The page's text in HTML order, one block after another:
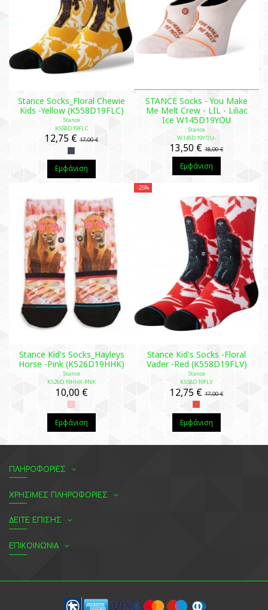
Stance Socks_Floral Chewie
Kids -Yellow (K558D19FLC)
Stance
K558D19FLC
12,75 € 17,00 €
Εμφάνιση
STANCE Socks - You Make
Me Melt Crew - LIL - Liliac
Ice W145D19YOU
Stance
W145D19YOU-
13,50 € 18,00 €
Εμφάνιση
Stance Kid's Socks_Hayleys
Horse -Pink (K526D19HHK)
Stance
K526D19HHK-PNK
10,00 €
Εμφάνιση
-25%
Stance Kid's Socks -Floral
Vader -Red (K558D19FLV)
Stance
K558D19FLV
12,75 € 17,00 €
Εμφάνιση
ΠΛΗΡΟΦΟΡΙΕΣ
ΧΡΗΣΙΜΕΣ ΠΛΗΡΟΦΟΡΙΕΣ
ΔΕΙΤΕ ΕΠΙΣΗΣ
ΕΠΙΚΟΙΝΩΝΙΑ